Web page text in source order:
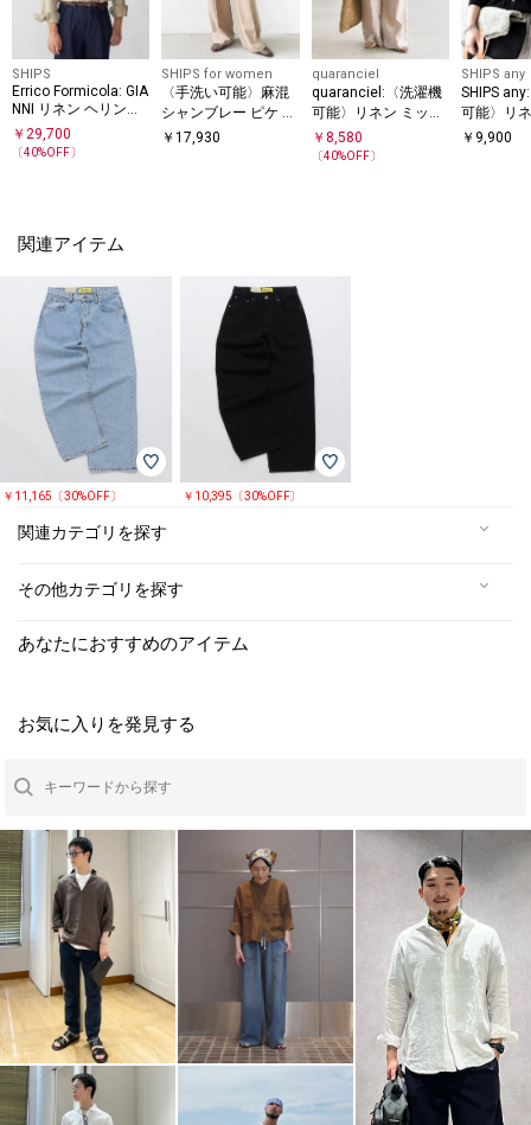
SHIPS
Errico Formicola: GIA
NNI リネン ヘリンボ
ーン シャツ
￥ 29,700
〔40%OFF〕
SHIPS for women
〈手洗い可能〉麻混
シャンブレー ピケ 2
タック パンツ
￥17,930
quaranciel
quaranciel:〈洗濯機
可能〉リネン ミック
ス ワイド タック イ
ージー パンツ
￥ 8,580
〔40%OFF〕
SHIPS any
SHIPS
可能〉リ
ス Vネッ
￥ 9,900
関連アイテム
￥11,165〔30%OFF〕 ￥10,395〔30%OFF〕
関連カテゴリを探す
その他カテゴリを探す
あなたにおすすめのアイテム
お気に入りを発見する